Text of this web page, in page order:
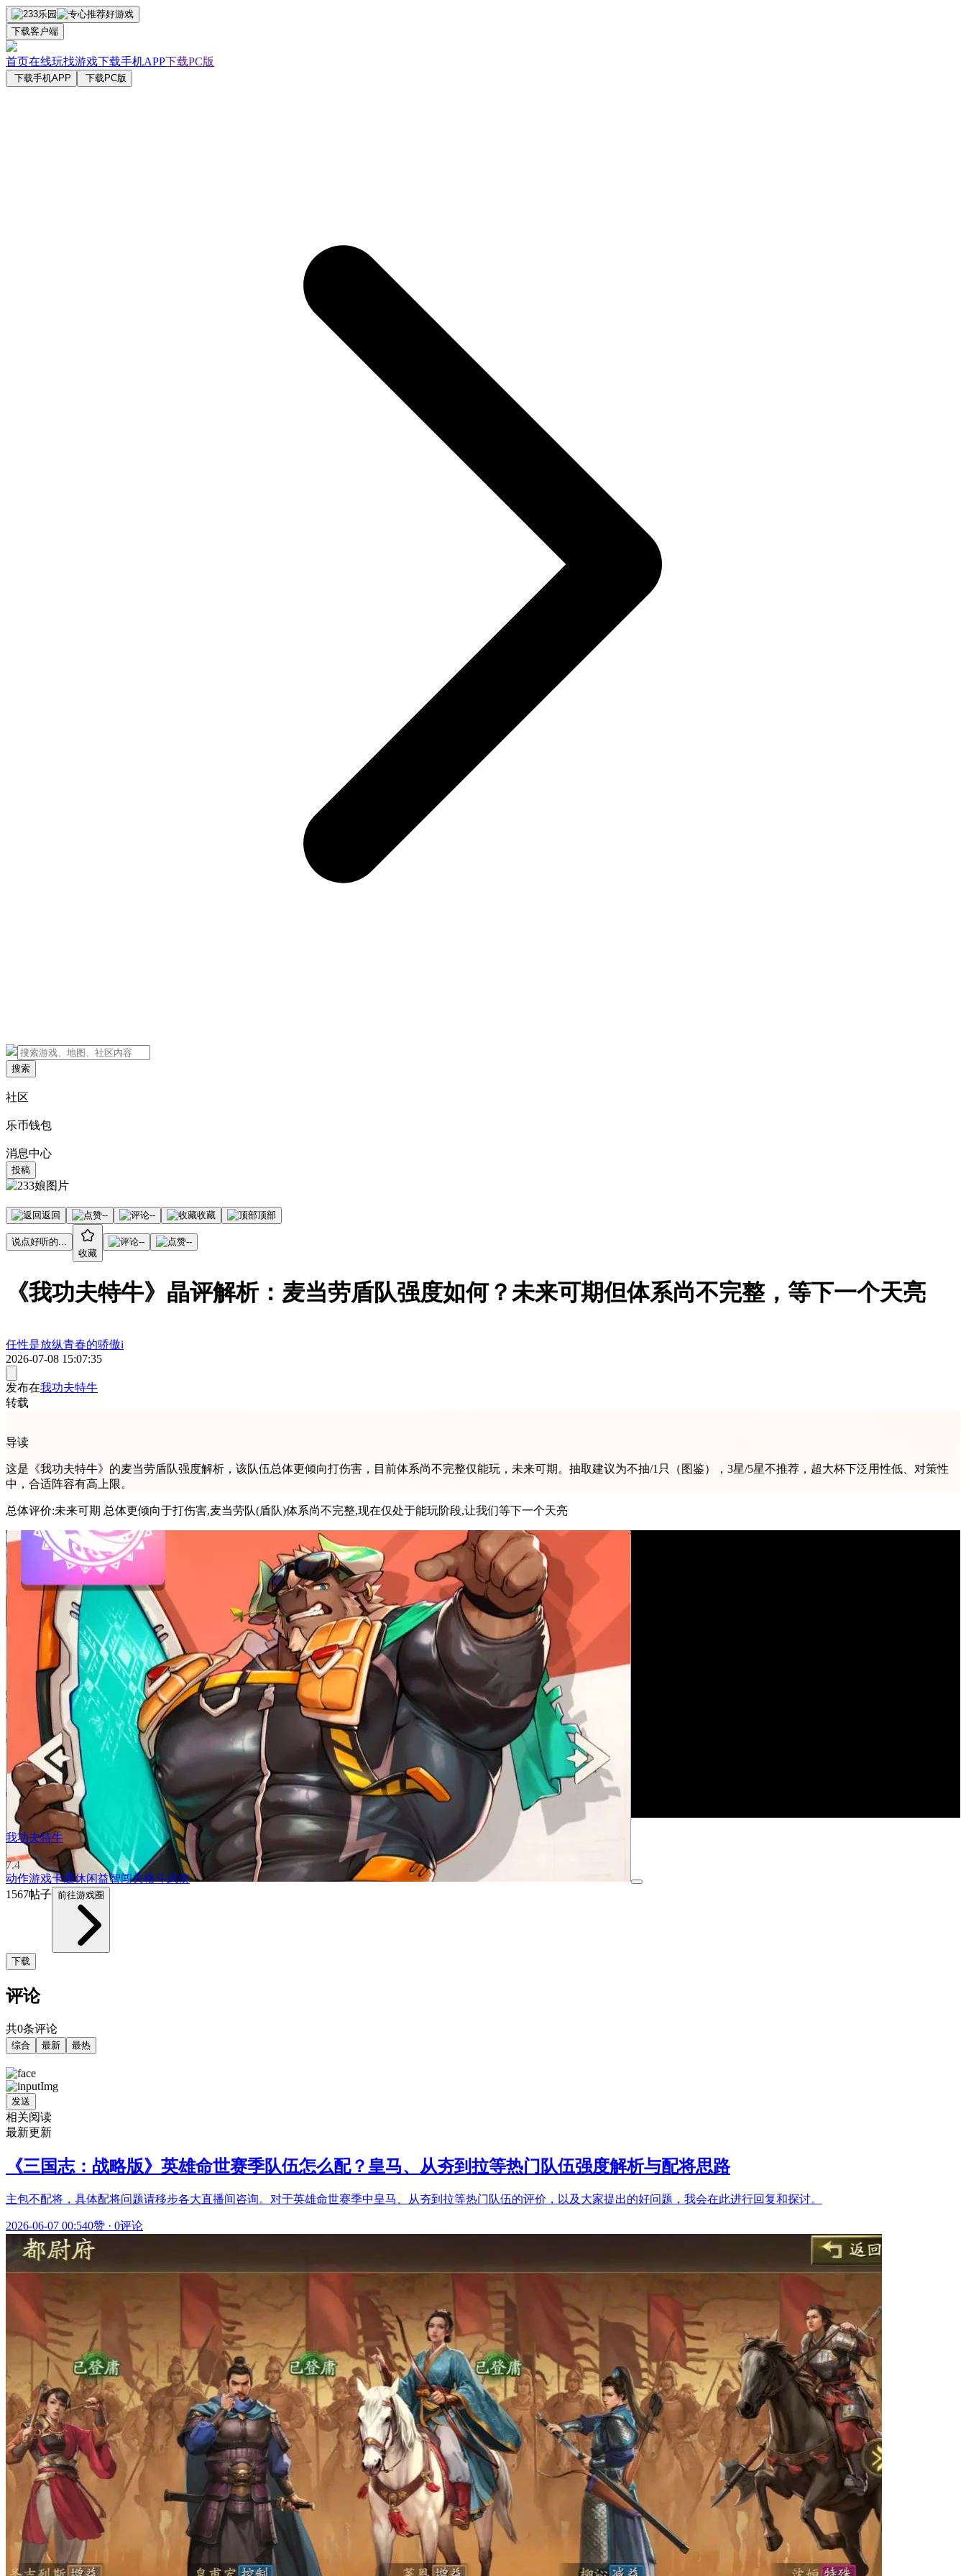
下载客户端
首页在线玩找游戏下载手机APP下载PC版
下载手机APP 下载PC版
搜索
社区
乐币钱包
消息中心
投稿
返回 -- -- 收藏 顶部
说点好听的...
收藏
-- --
《我功夫特牛》晶评解析：麦当劳盾队强度如何？未来可期但体系尚不完整，等下一个天亮
任性是放纵青春的骄傲i
2026-07-08 15:07:35
发布在我功夫特牛
转载
导读
这是《我功夫特牛》的麦当劳盾队强度解析，该队伍总体更倾向打伤害，目前体系尚不完整仅能玩，未来可期。抽取建议为不抽/1只（图鉴），3星/5星不推荐，超大杯下泛用性低、对策性
中，合适阵容有高上限。
总体评价:未来可期 总体更倾向于打伤害,麦当劳队(盾队)体系尚不完整,现在仅处于能玩阶段,让我们等下一个天亮
我功夫特牛
7.4
动作游戏卡通休闲益智闯关格斗武侠
1567帖子 前往游戏圈
下载
评论
共0条评论
综合 最新 最热
发送
相关阅读
最新更新
《三国志：战略版》英雄命世赛季队伍怎么配？皇马、从夯到拉等热门队伍强度解析与配将思路
主包不配将，具体配将问题请移步各大直播间咨询。对于英雄命世赛季中皇马、从夯到拉等热门队伍的评价，以及大家提出的好问题，我会在此进行回复和探讨。
2026-06-07 00:540赞 · 0评论